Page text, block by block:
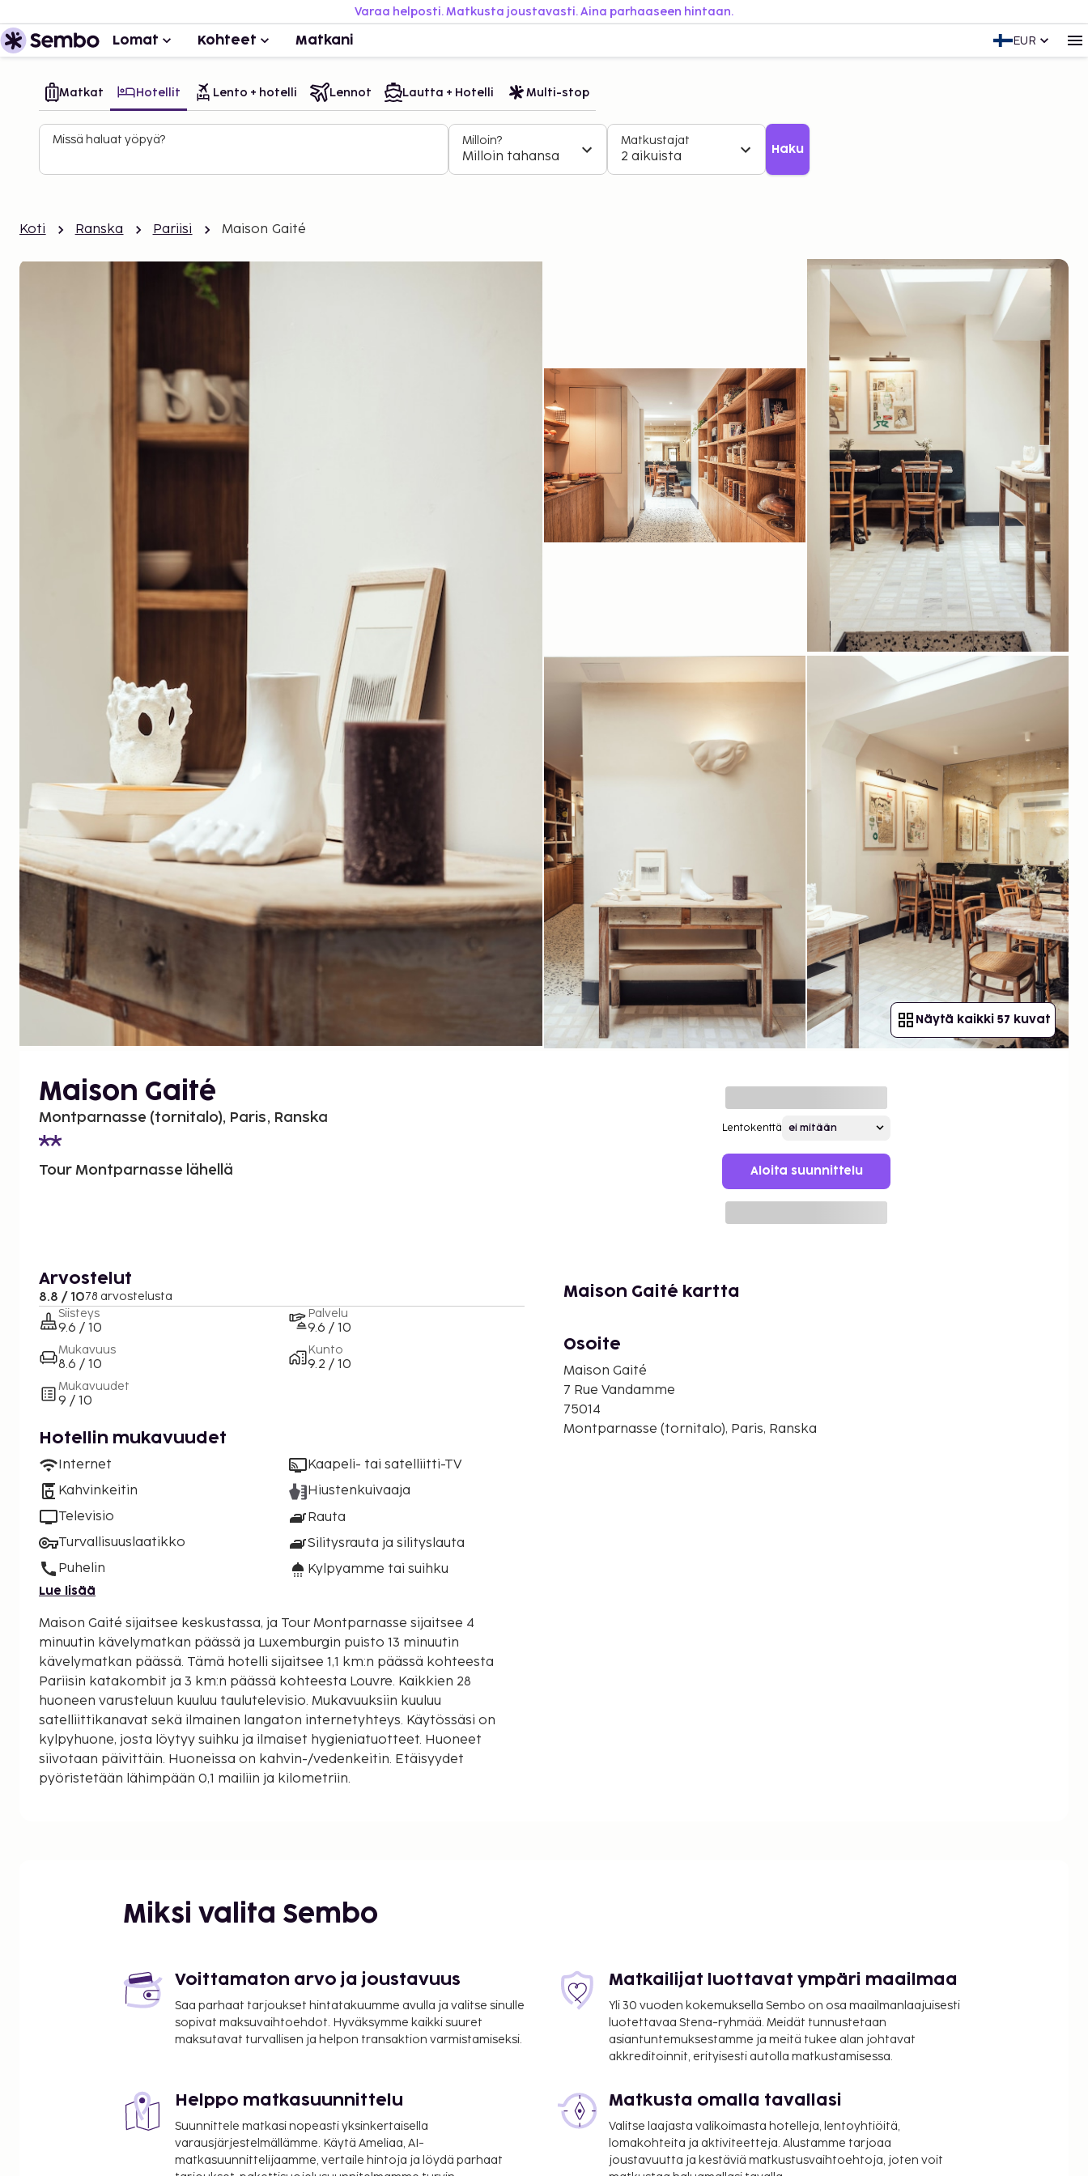
Varaa helposti. Matkusta joustavasti. Aina parhaaseen hintaan.
Lomat Kohteet Matkani EUR
Matkat Hotellit Lento + hotelli Lennot Lautta + Hotelli Multi-stop
Missä haluat yöpyä? Milloin?
Milloin tahansa
Matkustajat
2 aikuista Haku
Koti Ranska Pariisi Maison Gaité
Näytä kaikki 57 kuvat
Maison Gaité
Montparnasse (tornitalo), Paris, Ranska
Tour Montparnasse lähellä
Lentokenttä
Aloita suunnittelu
Arvostelut
8.8 / 1078 arvostelusta
Siisteys
9.6 / 10
Mukavuus
8.6 / 10
Mukavuudet
9 / 10
Palvelu
9.6 / 10
Kunto
9.2 / 10
Hotellin mukavuudet
Internet
Kahvinkeitin
Televisio
Turvallisuuslaatikko
Puhelin
Kaapeli- tai satelliitti-TV
Hiustenkuivaaja
Rauta
Silitysrauta ja silityslauta
Kylpyamme tai suihku
Lue lisää
Maison Gaité sijaitsee keskustassa, ja Tour Montparnasse sijaitsee 4
minuutin kävelymatkan päässä ja Luxemburgin puisto 13 minuutin
kävelymatkan päässä. Tämä hotelli sijaitsee 1,1 km:n päässä kohteesta
Pariisin katakombit ja 3 km:n päässä kohteesta Louvre. Kaikkien 28
huoneen varusteluun kuuluu taulutelevisio. Mukavuuksiin kuuluu
satelliittikanavat sekä ilmainen langaton internetyhteys. Käytössäsi on
kylpyhuone, josta löytyy suihku ja ilmaiset hygieniatuotteet. Huoneet
siivotaan päivittäin. Huoneissa on kahvin-/vedenkeitin. Etäisyydet
pyöristetään lähimpään 0,1 mailiin ja kilometriin.
Saint-Germain-des-Presin luostari - 2 km / 1,2 mi
Sorbonnen yliopisto - 2 km / 1,2 mi
Parc Montsouris (puisto) - 2,3 km / 1,4 mi
Rue Mouffetard - 2,5 km / 1,5 mi
Musée Rodin - 2,6 km / 1,6 mi
Rue Cler - 2,6 km / 1,6 mi
Lähimmät lentokentät ovat:
Orlyn lentokenttä (ORY) - 14,5 km / 9 mi
Roissy - Charles de Gaullen lentokenttä (CDG) - 45,3 km / 28,1 mi
Pariisi (BVA-Beauvais) - 95,6 km / 59,4 mi
Maison Gaité kartta
Osoite
Maison Gaité
7 Rue Vandamme
75014
Montparnasse (tornitalo), Paris, Ranska
Miksi valita Sembo
Voittamaton arvo ja joustavuus
Saa parhaat tarjoukset hintatakuumme avulla ja valitse sinulle
sopivat maksuvaihtoehdot. Hyväksymme kaikki suuret
maksutavat turvallisen ja helpon transaktion varmistamiseksi.
Matkailijat luottavat ympäri maailmaa
Yli 30 vuoden kokemuksella Sembo on osa maailmanlaajuisesti
luotettavaa Stena-ryhmää. Meidät tunnustetaan
asiantuntemuksestamme ja meitä tukee alan johtavat
akkreditoinnit, erityisesti autolla matkustamisessa.
Helppo matkasuunnittelu
Suunnittele matkasi nopeasti yksinkertaisella
varausjärjestelmällämme. Käytä Ameliaa, AI-
matkasuunnittelijaamme, vertaile hintoja ja löydä parhaat
Matkusta omalla tavallasi
Valitse laajasta valikoimasta hotelleja, lentoyhtiöitä,
lomakohteita ja aktiviteetteja. Alustamme tarjoaa
joustavuutta ja kestäviä matkustusvaihtoehtoja, joten voit